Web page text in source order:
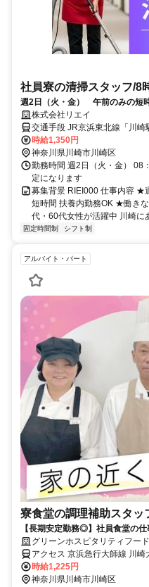
社員寮の清掃スタッフ/8
週2日（火・金） 午前のみの
代・50代・60代女性が活躍中
株式会社リエイ
交通手段 JR京浜東北線「川崎駅」よりバ
時給1,350円
神奈川県川崎市川崎区
勤務時間 週2日（火・金） 08
定になります
募集背景 RIEI000 仕事内容 ★
短時間 扶養内勤務OK ★働き
代・60代女性が活躍中 川崎に
固定時間制 シフト制
アルバイト・パート
寮食堂の調理補助スタッ
【長期安定勤務◎】社員食堂の
にお届けしませんか？
グリーンホスピタリティフ
アクセス 京浜急行大師線 川崎
時給1,225円
神奈川県川崎市川崎区